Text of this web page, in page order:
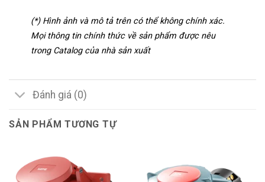
(*) Hình ảnh và mô tả trên có thể không chính xác.
Mọi thông tin chính thức về sản phẩm được nêu
trong Catalog của nhà sản xuất
Đánh giá (0)
SẢN PHẨM TƯƠNG TỰ